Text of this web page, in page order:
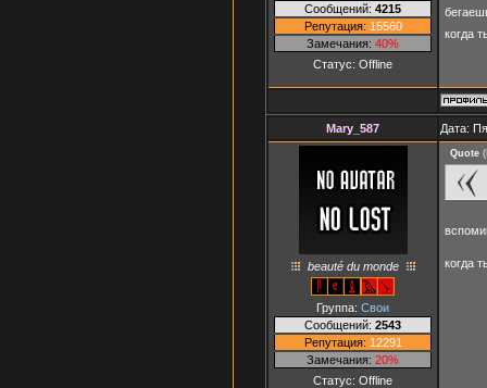
Сообщений: 4215
Репутация: 15560
Замечания: 40%
Статус: Offline
когда
Mary_587 Дата:
beauté du monde
Группа: Свои
Сообщений: 2543
Репутация: 12291
Замечания: 20%
Статус: Offline
Quote (
когда